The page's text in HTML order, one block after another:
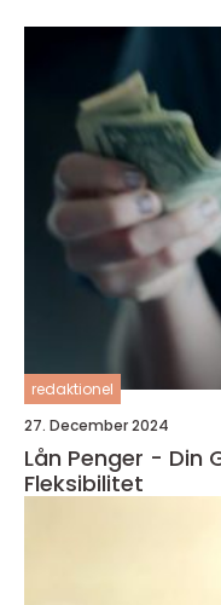
redaktionel
27. December 2024
Lån Penger - Din
Fleksibilitet